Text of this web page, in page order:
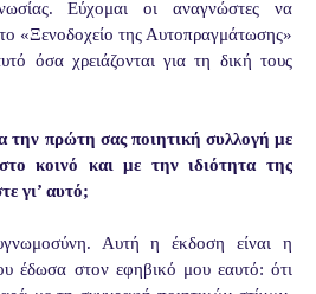
Εύχομαι οι αναγνώστες να
«Ξενοδοχείο της Αυτοπραγμάτωσης»
όσα χρειάζονται για τη δική τους
την πρώτη σας ποιητική συλλογή με
κοινό και με την ιδιότητα της
γι’ αυτό;
Αυτή η έκδοση είναι η
έδωσα στον εφηβικό μου εαυτό: ότι